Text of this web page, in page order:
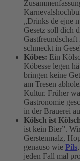
„Drinks de ejne
Gesetz soll dich
schmeckt in
Köbes: Ein
Köbesse legen
bringen keine
am Tresen
Kultur. Früher
Gastronomie
in der Brauerei
Kölsch ist
ist kein Bier”.
Gerstenmalz,
genauso wie Pils,
jeden Fall mal